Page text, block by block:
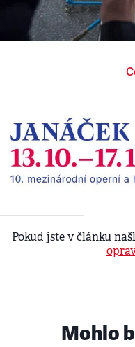
Pokud jste v článku
Mohlo